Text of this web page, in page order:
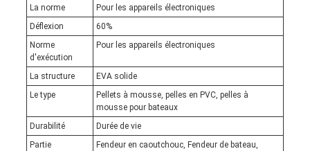
La norme
Pour les appareils électroniques
Déflexion
60%
Norme
d'exécution
Pour les appareils électroniques
La structure
EVA solide
Le type
Pellets à mousse, pelles en PVC, pelles à
mousse pour bateaux
Durabilité
Durée de vie
Partie
Fendeur en caoutchouc, Fendeur de bateau,